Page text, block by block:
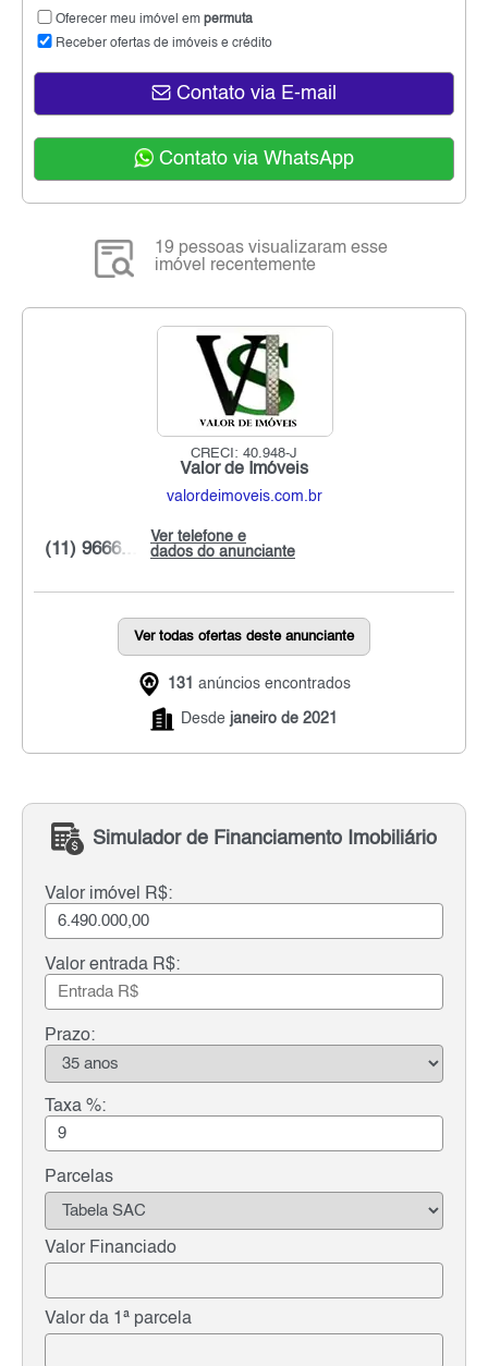
Oferecer meu imóvel em permuta
Receber ofertas de imóveis e crédito
Contato via E-mail
Contato via WhatsApp
19 pessoas visualizaram esse
imóvel recentemente
CRECI: 40.948-J
Valor de Imóveis
valordeimoveis.com.br
Ver telefone e
dados do anunciante
(11) 9666...
Ver todas ofertas deste anunciante
131 anúncios encontrados
Desde janeiro de 2021
Simulador de Financiamento Imobiliário
Valor imóvel R$:
Valor entrada R$:
Prazo:
Taxa %:
Parcelas
Valor Financiado
Valor da 1ª parcela